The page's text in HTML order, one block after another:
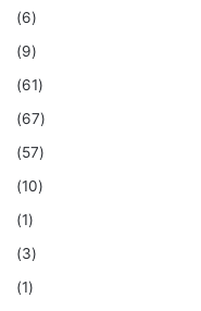
(6)
(9)
(61)
(67)
(57)
(10)
(1)
(3)
(1)